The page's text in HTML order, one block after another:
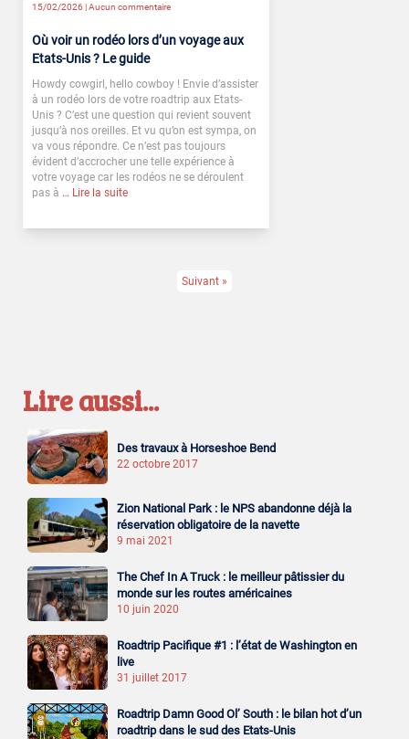
15/02/2026 |Aucun commentaire
Où voir un rodéo lors d’un voyage aux
Etats-Unis ? Le guide
Howdy cowgirl, hello cowboy ! Envie d’assister
à un rodéo lors de votre roadtrip aux Etats-
Unis ? C’est une question qui revient souvent
jusqu’à nos oreilles. Et vu qu’on est sympa, on
va vous répondre. Ce n’est pas toujours
évident d’accrocher une telle expérience à
votre voyage car les rodéos ne se déroulent
pas à … Lire la suite
Suivant »
Lire aussi...
Des travaux à Horseshoe Bend
22 octobre 2017
Zion National Park : le NPS abandonne déjà la
réservation obligatoire de la navette
9 mai 2021
The Chef In A Truck : le meilleur pâtissier du
monde sur les routes américaines
10 juin 2020
Roadtrip Pacifique #1 : l’état de Washington en
live
31 juillet 2017
Roadtrip Damn Good Ol’ South : le bilan hot d’un
roadtrip dans le sud des Etats-Unis